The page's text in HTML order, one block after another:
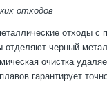
отходов
отходы с
черный
очистка
гарантирует